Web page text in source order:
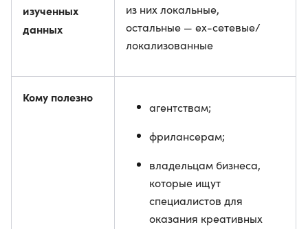
изученных
данных
из них локальные,
остальные — ex-сетевые/
локализованные
Кому полезно
агентствам;
фрилансерам;
владельцам бизнеса,
которые ищут
специалистов для
оказания креативных